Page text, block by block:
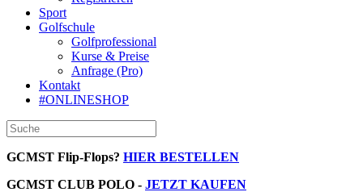
Sport
Golfschule
Golfprofessional
Kurse & Preise
Anfrage (Pro)
Kontakt
#ONLINESHOP
GCMST Flip-Flops? HIER BESTELLEN
GCMST CLUB POLO - JETZT KAUFEN